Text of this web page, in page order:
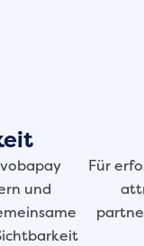
und
Für